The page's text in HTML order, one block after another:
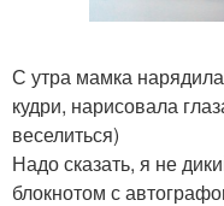
С утра мамка
кудри, нарисовала
веселиться)
Надо сказать, я не
блокнотом с